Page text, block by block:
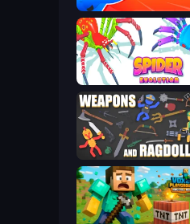
Slash Royal
Spider Evolution: Runner Game
Weapons and Ragdolls